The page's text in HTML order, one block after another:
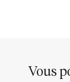
Vous